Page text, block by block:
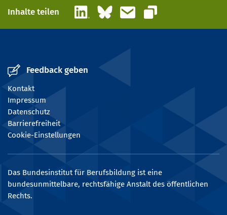
Inhalte teilen LinkedInBlueskyE-Mail
Link kopieren
Feedback geben
Kontakt
Impressum
Datenschutz
Barrierefreiheit
Cookie-Einstellungen
Das Bundesinstitut für Berufsbildung ist eine
bundesunmittelbare, rechtsfähige Anstalt des öffentlichen
Rechts.